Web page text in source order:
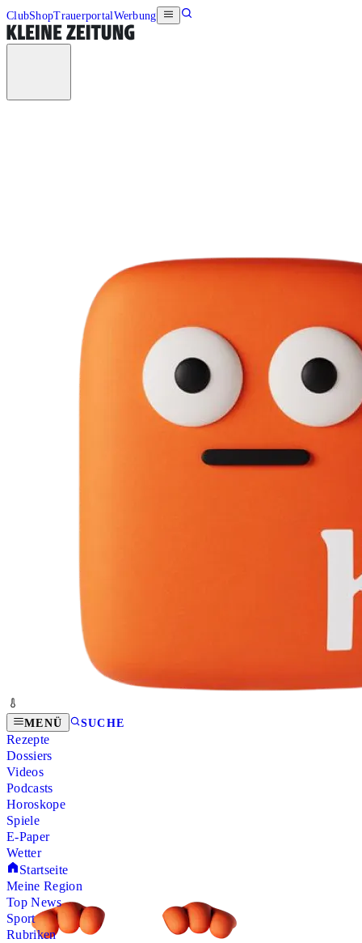
ClubShopTrauerportalWerbung
MENÜ SUCHE
Rezepte
Dossiers
Videos
Podcasts
Horoskope
Spiele
E-Paper
Wetter
Startseite
Meine Region
Top News
Sport
Rubriken